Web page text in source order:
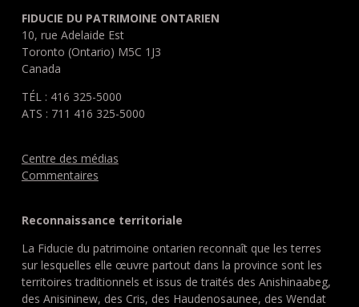
FIDUCIE DU PATRIMOINE ONTARIEN
10, rue Adelaide Est
Toronto (Ontario) M5C 1J3
Canada
TÉL : 416 325-5000
ATS : 711 416 325-5000
Centre des médias
Commentaires
Reconnaissance territoriale
La Fiducie du patrimoine ontarien reconnaît que les terres
sur lesquelles elle œuvre partout dans la province sont les
territoires traditionnels et issus de traités des Anishinaabeg,
des Anisininew, des Cris, des Haudenosaunee, des Wendat